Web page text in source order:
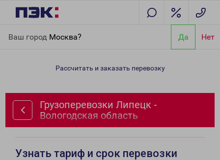
Ваш город Москва? Да Нет
область
Рассчитать и заказать перевозку
Грузоперевозки Липецк -
Вологодская область
Узнать тариф и срок перевозки